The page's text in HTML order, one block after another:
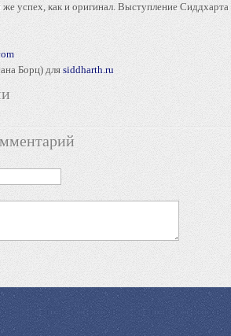
успех, как и оригинал. Выступление
Борц) для siddharth.ru